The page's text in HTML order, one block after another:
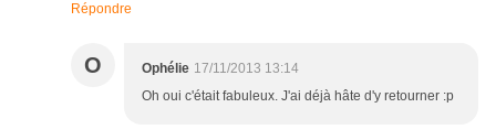
Répondre
O Ophélie 17/11/2013 13:14
Oh oui c'était fabuleux. J'ai déjà hâte d'y retourner :p